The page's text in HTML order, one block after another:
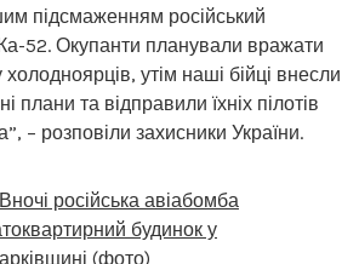
підсмаженням російський
52. Окупанти планували вражати
холодноярців, утім наші бійці внесли
плани та відправили їхніх пілотів
– розповіли захисники України.
Вночі російська авіабомба
будинок у
(фото)